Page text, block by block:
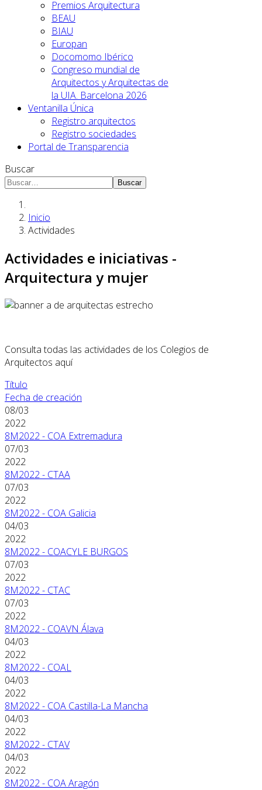
Premios Arquitectura
BEAU
BIAU
Europan
Docomomo Ibérico
Congreso mundial de
Arquitectos y Arquitectas de
la UIA. Barcelona 2026
Ventanilla Única
Registro arquitectos
Registro sociedades
Portal de Transparencia
Buscar
Buscar
Inicio
Actividades
Actividades e iniciativas -
Arquitectura y mujer
Consulta todas las actividades de los Colegios de
Arquitectos aquí
Título
Fecha de creación
08/03
2022
8M2022 - COA Extremadura
07/03
2022
8M2022 - CTAA
07/03
2022
8M2022 - COA Galicia
04/03
2022
8M2022 - COACYLE BURGOS
07/03
2022
8M2022 - CTAC
07/03
2022
8M2022 - COAVN Álava
04/03
2022
8M2022 - COAL
04/03
2022
8M2022 - COA Castilla-La Mancha
04/03
2022
8M2022 - CTAV
04/03
2022
8M2022 - COA Aragón